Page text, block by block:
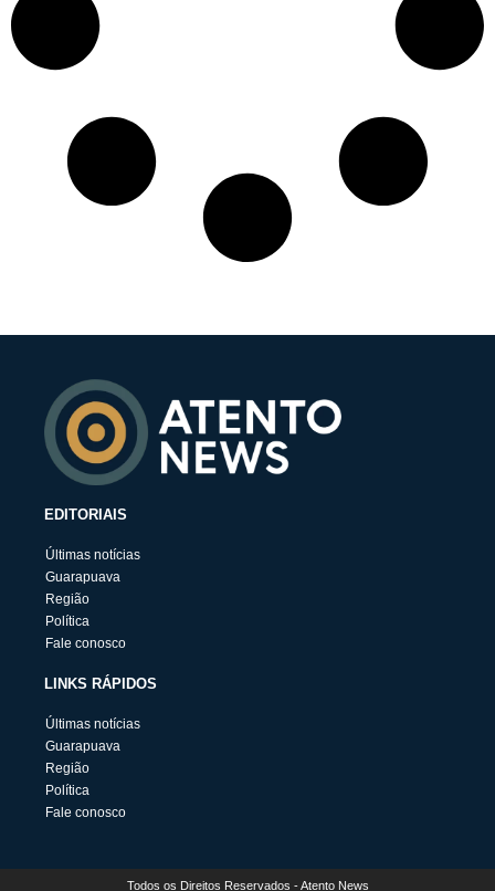
EDITORIAIS
Últimas notícias
Guarapuava
Região
Política
Fale conosco
LINKS RÁPIDOS
Últimas notícias
Guarapuava
Região
Política
Fale conosco
Todos os Direitos Reservados - Atento News